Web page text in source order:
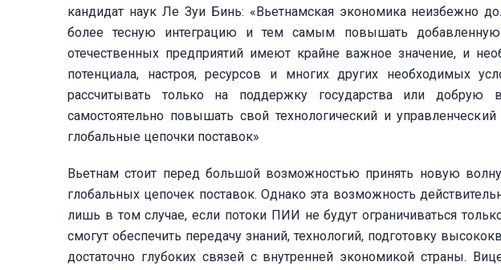
кандидат наук Ле Зуи Бинь: «Вьетнамская экономика неизбежно
более тесную интеграцию и тем самым повышать
отечественных предприятий имеют крайне важное значение, и
потенциала, настроя, ресурсов и многих других необходимых
рассчитывать только на поддержку государства или
самостоятельно повышать свой технологический и
глобальные цепочки поставок»
Вьетнам стоит перед большой возможностью принять новую
глобальных цепочек поставок. Однако эта возможность
лишь в том случае, если потоки ПИИ не будут ограничиваться
смогут обеспечить передачу знаний, технологий, подготовку
достаточно глубоких связей с внутренней экономикой страны.